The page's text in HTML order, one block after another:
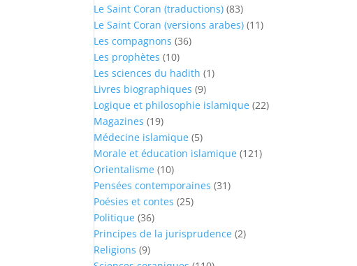
Le Saint Coran (traductions) (83)
Le Saint Coran (versions arabes) (11)
Les compagnons (36)
Les prophètes (10)
Les sciences du hadith (1)
Livres biographiques (9)
Logique et philosophie islamique (22)
Magazines (19)
Médecine islamique (5)
Morale et éducation islamique (121)
Orientalisme (10)
Pensées contemporaines (31)
Poésies et contes (25)
Politique (36)
Principes de la jurisprudence (2)
Religions (9)